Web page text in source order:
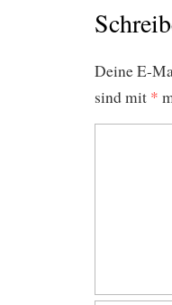
Deine E-
sind mit *